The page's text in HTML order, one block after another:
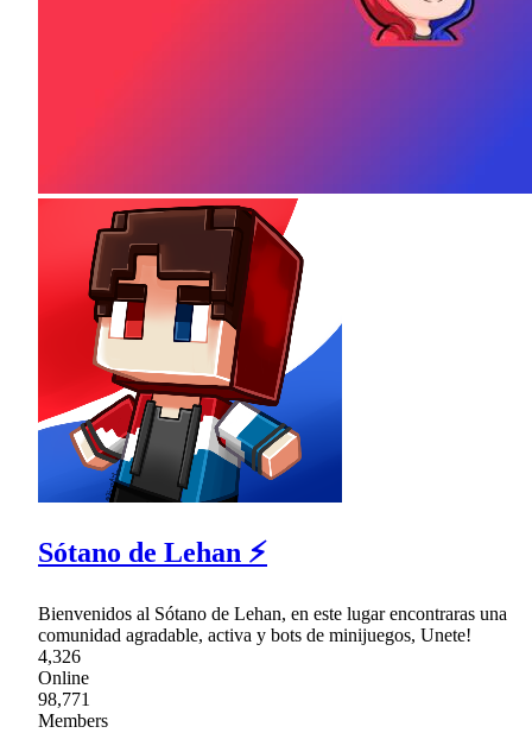
Sótano de Lehan ⚡
Bienvenidos al Sótano de Lehan, en este lugar encontraras una
comunidad agradable, activa y bots de minijuegos, Unete!
4,326
Online
98,771
Members